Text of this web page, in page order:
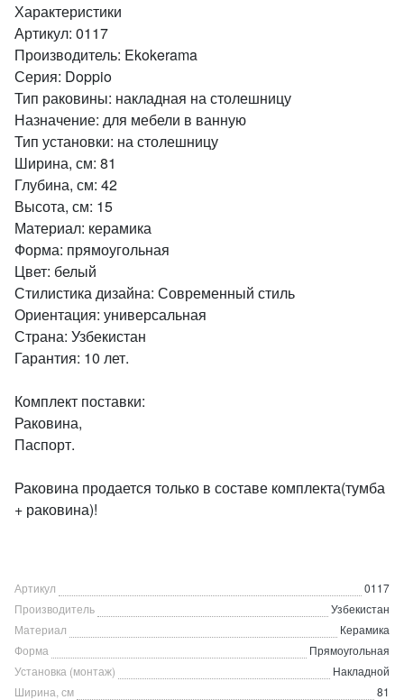
Характеристики
Артикул: 0117
Производитель: Ekokerama
Серия: Doppio
Тип раковины: накладная на столешницу
Назначение: для мебели в ванную
Тип установки: на столешницу
Ширина, см: 81
Глубина, см: 42
Высота, см: 15
Материал: керамика
Форма: прямоугольная
Цвет: белый
Стилистика дизайна: Современный стиль
Ориентация: универсальная
Страна: Узбекистан
Гарантия: 10 лет.
Комплект поставки:
Раковина,
Паспорт.
Раковина продается только в составе комплекта(тумба
+ раковина)!
Артикул
0117
Производитель
Узбекистан
Материал
Керамика
Форма
Прямоугольная
Установка (монтаж)
Накладной
Ширина, см
81